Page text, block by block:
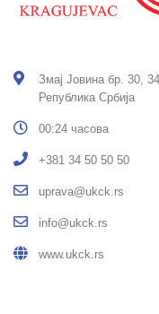
Змај Јовина бр. 30,
Република Србија
00:24 часова
+381 34 50 50 50
uprava@ukck.rs
info@ukck.rs
www.ukck.rs